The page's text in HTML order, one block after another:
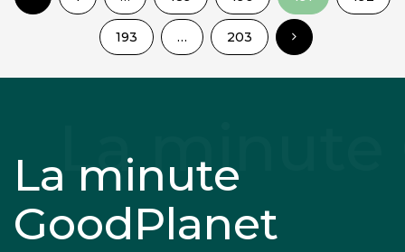
193 … 203
La minute
GoodPlanet